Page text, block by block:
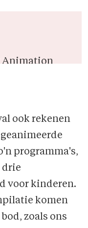
een
tijdens
Dat zijn
Om de
tot alle
Alle
Animation
3
Hongarije 1
ook rekenen
programma's,
drie
voor kinderen.
komen
zoals ons